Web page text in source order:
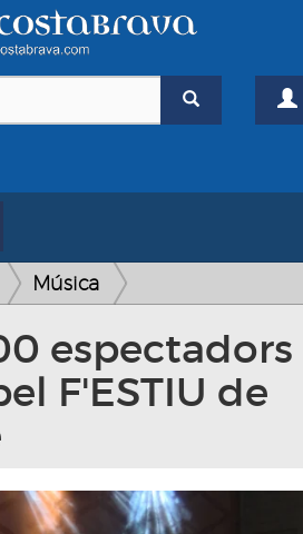
Música
espectadors
F'ESTIU de